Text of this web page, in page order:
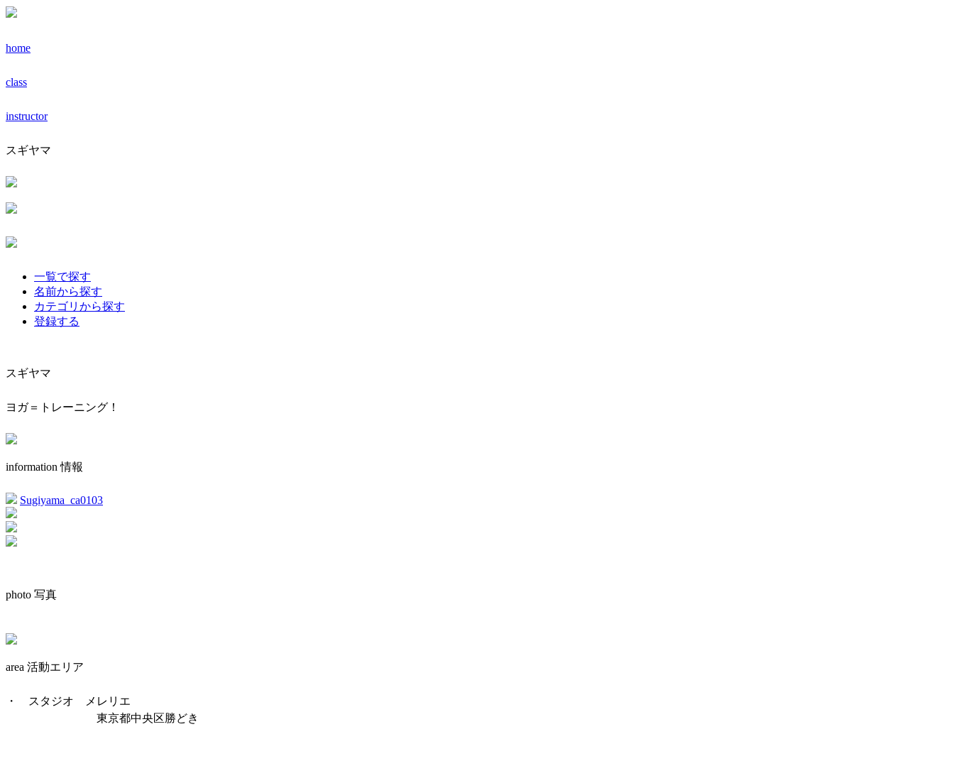
home
class
instructor
スギヤマ
一覧で探す
名前から探す
カテゴリから探す
登録する
スギヤマ
ヨガ＝トレーニング！
information 情報
Sugiyama_ca0103
photo 写真
area 活動エリア
・ スタジオ メレリエ
東京都中央区勝どき